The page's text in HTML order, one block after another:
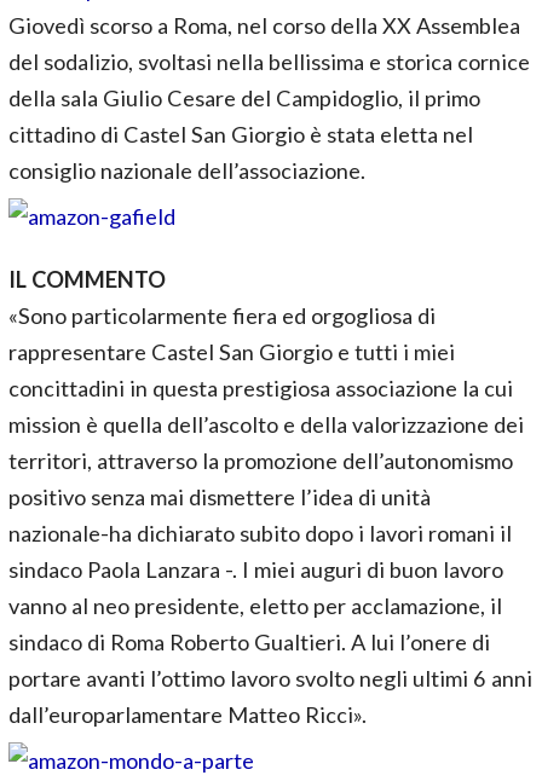
Giovedì scorso a Roma, nel corso della XX Assemblea
del sodalizio, svoltasi nella bellissima e storica cornice
della sala Giulio Cesare del Campidoglio, il primo
cittadino di Castel San Giorgio è stata eletta nel
consiglio nazionale dell’associazione.
IL COMMENTO
«Sono particolarmente fiera ed orgogliosa di
rappresentare Castel San Giorgio e tutti i miei
concittadini in questa prestigiosa associazione la cui
mission è quella dell’ascolto e della valorizzazione dei
territori, attraverso la promozione dell’autonomismo
positivo senza mai dismettere l’idea di unità
nazionale-ha dichiarato subito dopo i lavori romani il
sindaco Paola Lanzara -. I miei auguri di buon lavoro
vanno al neo presidente, eletto per acclamazione, il
sindaco di Roma Roberto Gualtieri. A lui l’onere di
portare avanti l’ottimo lavoro svolto negli ultimi 6 anni
dall’europarlamentare Matteo Ricci».